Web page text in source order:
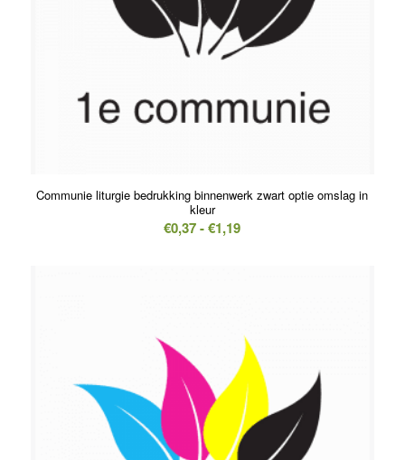
Communie liturgie bedrukking binnenwerk zwart optie omslag in
kleur
€0,37 - €1,19Prijsklasse: